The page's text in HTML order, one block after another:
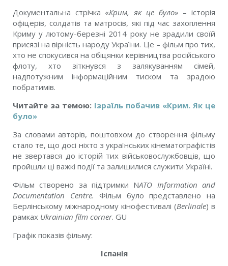
Документальна стрічка «Крим, як це було» – історія
офіцерів, солдатів та матросів, які під час захоплення
Криму у лютому-березні 2014 року не зрадили своїй
присязі на вірність народу України. Це – фільм про тих,
хто не спокусився на обіцянки керівництва російського
флоту, хто зіткнувся з залякуванням сімей,
надпотужним інформаційним тиском та зрадою
побратимів.
Читайте за темою: Ізраїль побачив «Крим. Як це
було»
За словами авторів, поштовхом до створення фільму
стало те, що досі ніхто з українських кінематографістів
не звертався до історій тих військовослужбовців, що
пройшли ці важкі події та залишилися служити Україні.
Фільм створено за підтримки NATO Information and
Documentation Centre. Фільм було представлено
на
Берлінському міжнародному кінофестивалі (Berlinale) в
рамках Ukrainian film corner. GU
Графік показів фільму:
Іспанія